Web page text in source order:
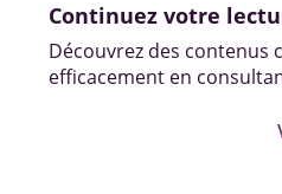
Continuez votre
Découvrez des contenus
efficacement en